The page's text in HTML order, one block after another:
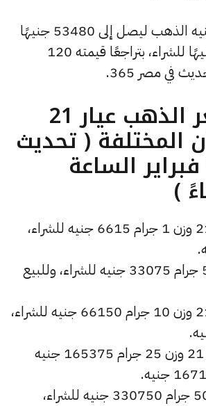
وانخفض سعر الجنيه الذهب ليصل إلى 53480 جنيهًا
للبيع و52920 جنيهًا للشراء، بتراجعًا قيمته 120
في مصر 365.
ما هو سعر الذهب عيار 21
المختلفة ( تحديث
الأثنين 16 فبراير الساعة
سعر الذهب عيار 21 وزن 1 جرام 6615 جنيه للشراء،
سعر عيار 21 وزن 5 جرام 33075 جنيه للشراء، وللبيع
سعر الذهب عيار 21 وزن 10 جرام 66150 جنيه للشراء،
أسعار الذهب عيار 21 وزن 25 جرام 165375 جنيه
سعر عيار 21 وزن 50 جرام 330750 جنيه للشراء،